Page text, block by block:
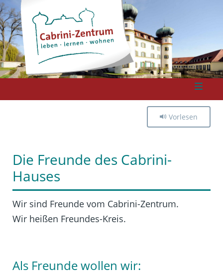
Vorlesen
Die Freunde des Cabrini-
Hauses
Wir sind Freunde vom Cabrini-Zentrum.
Wir heißen Freundes-Kreis.
Als Freunde wollen wir: